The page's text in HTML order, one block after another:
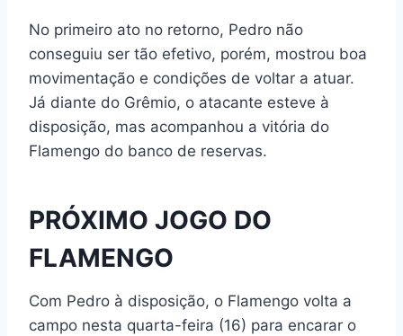
No primeiro ato no retorno, Pedro não
conseguiu ser tão efetivo, porém, mostrou boa
movimentação e condições de voltar a atuar.
Já diante do Grêmio, o atacante esteve à
disposição, mas acompanhou a vitória do
Flamengo do banco de reservas.
PRÓXIMO JOGO DO
FLAMENGO
Com Pedro à disposição, o Flamengo volta a
campo nesta quarta-feira (16) para encarar o